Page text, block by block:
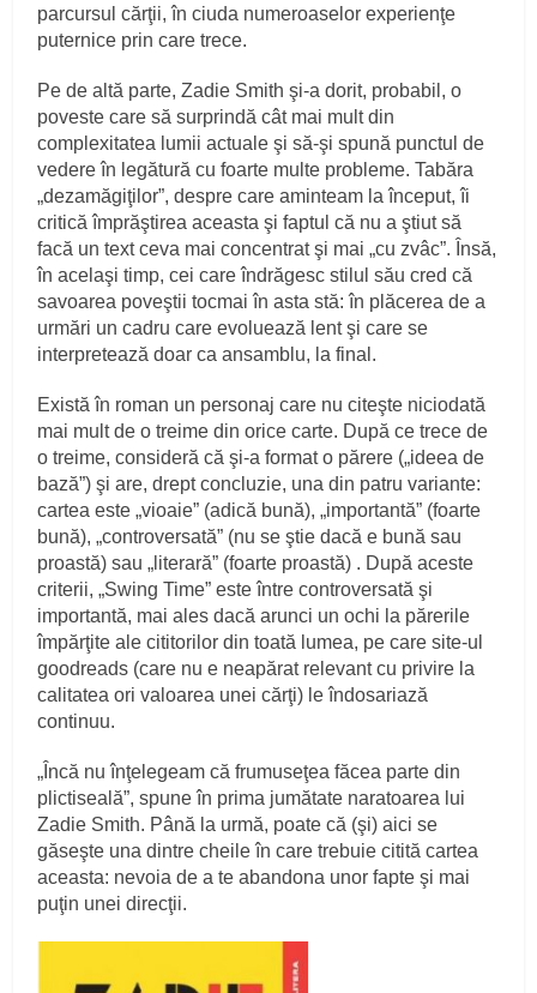
parcursul cărţii, în ciuda numeroaselor experienţe
puternice prin care trece.
Pe de altă parte, Zadie Smith şi-a dorit, probabil, o
poveste care să surprindă cât mai mult din
complexitatea lumii actuale şi să-şi spună punctul de
vedere în legătură cu foarte multe probleme. Tabăra
„dezamăgiţilor”, despre care aminteam la început, îi
critică împrăştirea aceasta şi faptul că nu a ştiut să
facă un text ceva mai concentrat şi mai „cu zvâc”. Însă,
în acelaşi timp, cei care îndrăgesc stilul său cred că
savoarea poveştii tocmai în asta stă: în plăcerea de a
urmări un cadru care evoluează lent şi care se
interpretează doar ca ansamblu, la final.
Există în roman un personaj care nu citeşte niciodată
mai mult de o treime din orice carte. După ce trece de
o treime, consideră că şi-a format o părere („ideea de
bază”) şi are, drept concluzie, una din patru variante:
cartea este „vioaie” (adică bună), „importantă” (foarte
bună), „controversată” (nu se ştie dacă e bună sau
proastă) sau „literară” (foarte proastă) . După aceste
criterii, „Swing Time” este între controversată şi
importantă, mai ales dacă arunci un ochi la părerile
împărţite ale cititorilor din toată lumea, pe care site-ul
goodreads (care nu e neapărat relevant cu privire la
calitatea ori valoarea unei cărţi) le îndosariază
continuu.
„Încă nu înţelegeam că frumuseţea făcea parte din
plictiseală”, spune în prima jumătate naratoarea lui
Zadie Smith. Până la urmă, poate că (şi) aici se
găseşte una dintre cheile în care trebuie citită cartea
aceasta: nevoia de a te abandona unor fapte şi mai
puţin unei direcţii.